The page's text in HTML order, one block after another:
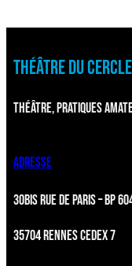
THÉÂTRE DU CERCLE
THÉÂTRE, PRATIQUES
ADRESSE
30BIS RUE DE PARIS – BP
35704 RENNES CEDEX 7